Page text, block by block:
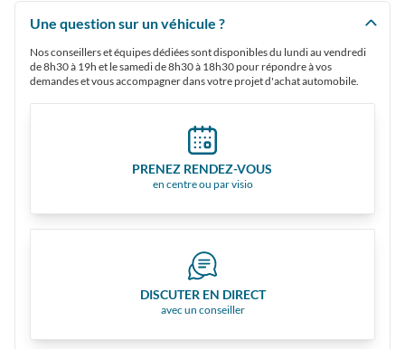
Une question sur un véhicule ?
Nos conseillers et équipes dédiées sont disponibles du lundi au vendredi
de 8h30 à 19h et le samedi de 8h30 à 18h30 pour répondre à vos
demandes et vous accompagner dans votre projet d'achat automobile.
PRENEZ RENDEZ-VOUS
en centre ou par visio
DISCUTER EN DIRECT
avec un conseiller